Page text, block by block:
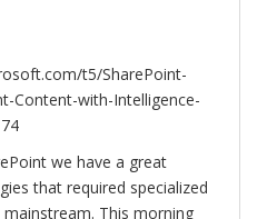
t5/SharePoint-
Content-with-Intelligence-
we have a great
that required specialized
This morning